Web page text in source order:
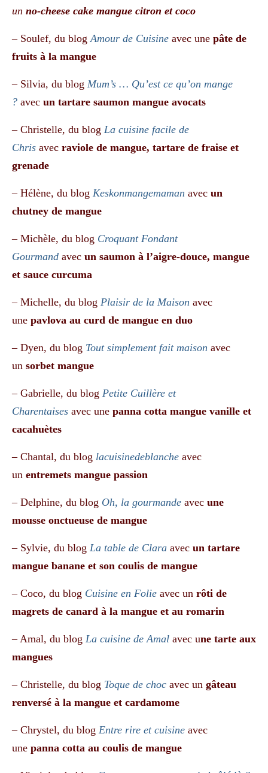
un no-cheese cake mangue citron et coco
– Soulef, du blog Amour de Cuisine avec une pâte de
fruits à la mangue
– Silvia, du blog Mum’s … Qu’est ce qu’on mange
? avec un tartare saumon mangue avocats
– Christelle, du blog La cuisine facile de
Chris avec raviole de mangue, tartare de fraise et
grenade
– Hélène, du blog Keskonmangemaman avec un
chutney de mangue
– Michèle, du blog Croquant Fondant
Gourmand avec un saumon à l’aigre-douce, mangue
et sauce curcuma
– Michelle, du blog Plaisir de la Maison avec
une pavlova au curd de mangue en duo
– Dyen, du blog Tout simplement fait maison avec
un sorbet mangue
– Gabrielle, du blog Petite Cuillère et
Charentaises avec une panna cotta mangue vanille et
cacahuètes
– Chantal, du blog lacuisinedeblanche avec
un entremets mangue passion
– Delphine, du blog Oh, la gourmande avec une
mousse onctueuse de mangue
– Sylvie, du blog La table de Clara avec un tartare
mangue banane et son coulis de mangue
– Coco, du blog Cuisine en Folie avec un rôti de
magrets de canard à la mangue et au romarin
– Amal, du blog La cuisine de Amal avec une tarte aux
mangues
– Christelle, du blog Toque de choc avec un gâteau
renversé à la mangue et cardamome
– Chrystel, du blog Entre rire et cuisine avec
une panna cotta au coulis de mangue